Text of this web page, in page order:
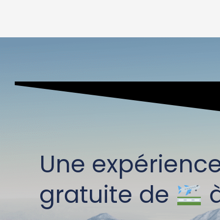
Une
gratuite de